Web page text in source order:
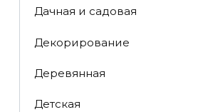
Дачная и садовая
Декорирование
Деревянная
Детская